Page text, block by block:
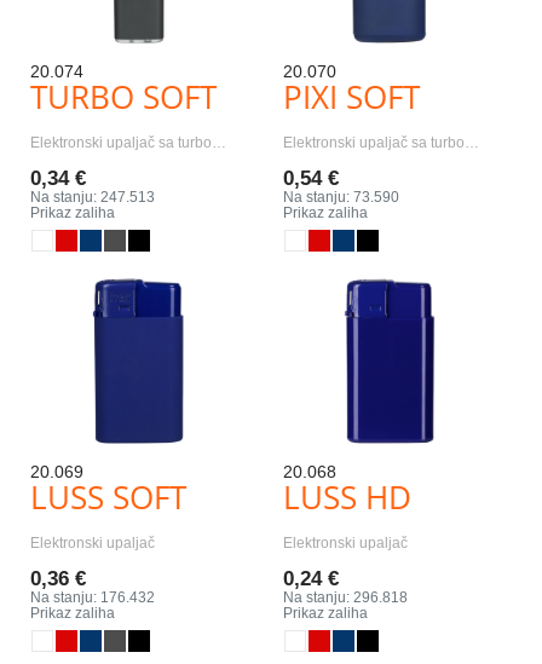
20.074
TURBO SOFT
Elektronski upaljač sa turbo…
0,34 €
Na stanju: 247.513
Prikaz zaliha
20.070
PIXI SOFT
Elektronski upaljač sa turbo…
0,54 €
Na stanju: 73.590
Prikaz zaliha
20.069
LUSS SOFT
Elektronski upaljač
0,36 €
Na stanju: 176.432
Prikaz zaliha
20.068
LUSS HD
Elektronski upaljač
0,24 €
Na stanju: 296.818
Prikaz zaliha